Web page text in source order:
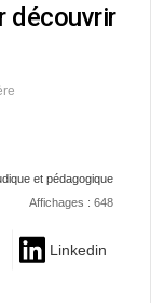
découvrir
et pédagogique
Affichages : 648
Linkedin